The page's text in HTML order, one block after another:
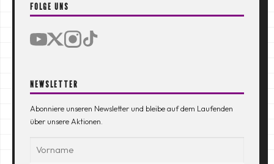
FOLGE UNS
NEWSLETTER
Abonniere unseren Newsletter und bleibe auf dem Laufenden
über unsere Aktionen.